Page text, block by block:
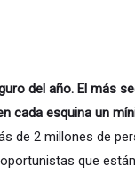
del año. El más
cada esquina un
de 2 millones de
que